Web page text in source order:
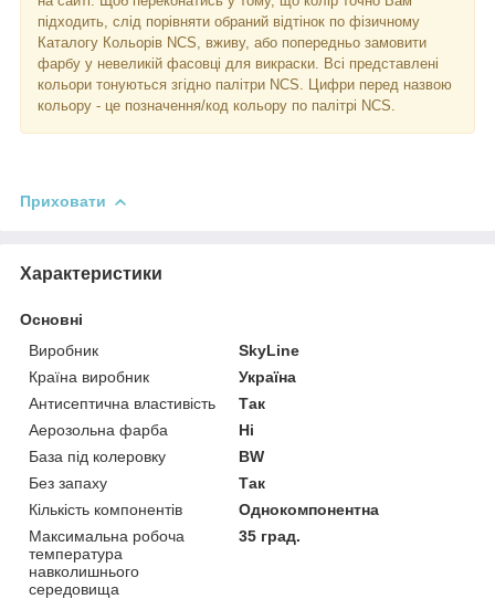
підходить, слід порівняти обраний відтінок по фізичному
Каталогу Кольорів NCS, вживу, або попередньо замовити
фарбу у невеликій фасовці для викраски. Всі представлені
кольори тонуються згідно палітри NCS. Цифри перед назвою
кольору - це позначення/код кольору по палітрі NCS.
Приховати
Характеристики
Основні
Виробник
SkyLine
Країна виробник
Україна
Антисептична властивість
Так
Аерозольна фарба
Ні
База під колеровку
BW
Без запаху
Так
Кількість компонентів
Однокомпонентна
Максимальна робоча
температура
навколишнього
середовища
35 град.